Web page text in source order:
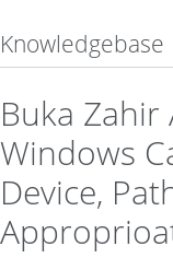
Knowledgebase
Buka
Windows
Device,